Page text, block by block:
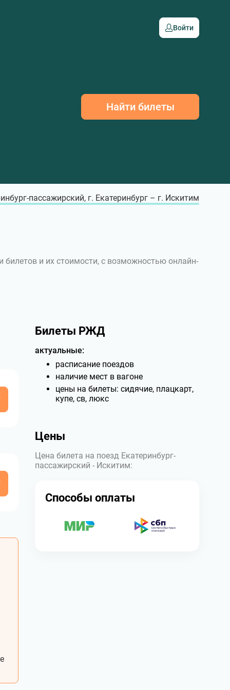
Войти
Найти билеты
пассажирский, г. Екатеринбург – г. Искитим
билетов и их стоимости, с возможностью онлайн-
Билеты РЖД
актуальные:
расписание поездов
наличие мест в вагоне
цены на билеты: сидячие, плацкарт,
купе, св, люкс
Цены
Цена билета на поезд Екатеринбург-
пассажирский - Искитим:
Способы оплаты